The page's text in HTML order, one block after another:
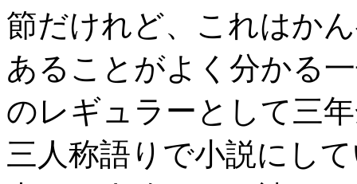
節だけれど、これはか
あることがよく分かる
のレギュラーとして三
三人称語りで小説にし